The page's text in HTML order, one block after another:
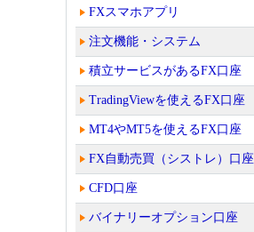
FXスマホアプリ
注文機能・システム
積立サービスがあるFX口座
TradingViewを使えるFX口座
MT4やMT5を使えるFX口座
FX自動売買（シストレ）口座
CFD口座
バイナリーオプション口座